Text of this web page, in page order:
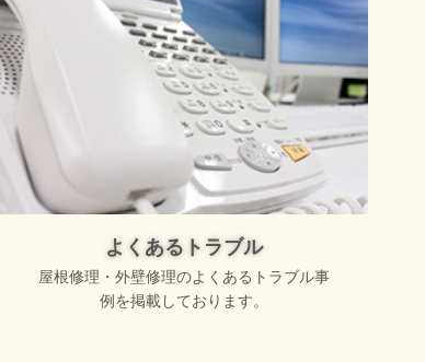
よくあるトラブル
屋根修理・外壁修理のよくあるトラブル事
例を掲載しております。